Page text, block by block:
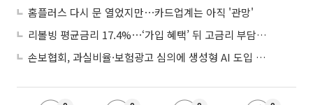
홈플러스 다시 문 열었지만⋯카드업계는 아직 '관망'
리볼빙 평균금리 17.4%⋯‘가입 혜택’ 뒤 고금리 부담 주의
손보협회, 과실비율·보험광고 심의에 생성형 AI 도입 추진